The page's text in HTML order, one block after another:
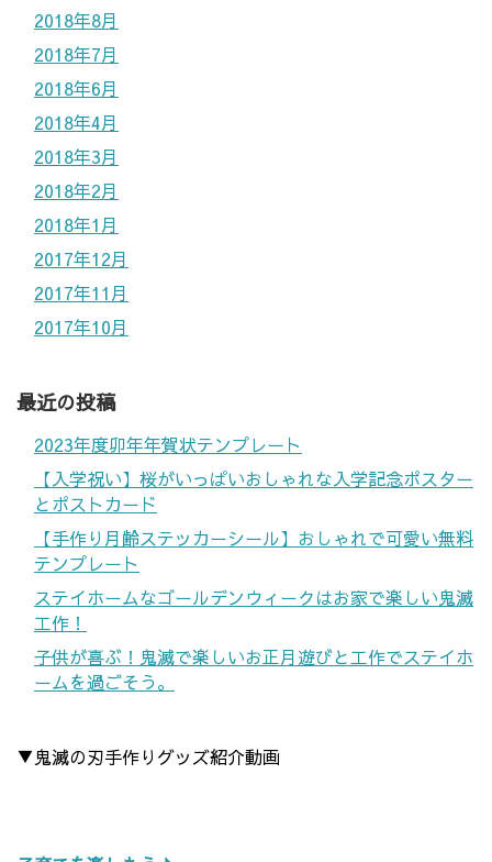
2018年8月
2018年7月
2018年6月
2018年4月
2018年3月
2018年2月
2018年1月
2017年12月
2017年11月
2017年10月
最近の投稿
2023年度卯年年賀状テンプレート
【入学祝い】桜がいっぱいおしゃれな入学記念ポスター
とポストカード
【手作り月齢ステッカーシール】おしゃれで可愛い無料
テンプレート
ステイホームなゴールデンウィークはお家で楽しい鬼滅
工作！
子供が喜ぶ！鬼滅で楽しいお正月遊びと工作でステイホ
ームを過ごそう。
▼鬼滅の刃手作りグッズ紹介動画